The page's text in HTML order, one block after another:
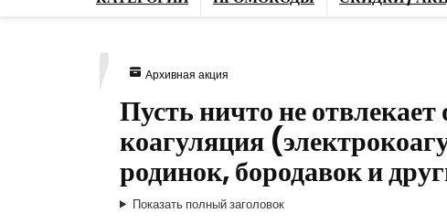
Архивная акция
Пусть ничто не
коагуляция
родинок, бородавок и
Показать полный заголовок